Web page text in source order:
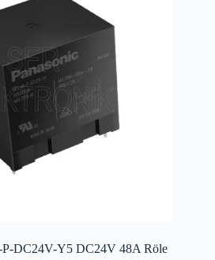
P-DC24V-Y5 DC24V 48A Röle